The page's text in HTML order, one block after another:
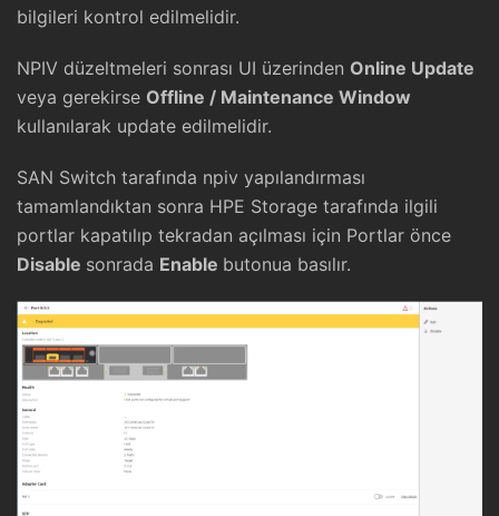
bilgileri kontrol edilmelidir.
NPIV düzeltmeleri sonrası UI üzerinden Online Update
veya gerekirse Offline / Maintenance Window
kullanılarak update edilmelidir.
SAN Switch tarafında npiv yapılandırması
tamamlandıktan sonra HPE Storage tarafında ilgili
portlar kapatılıp tekradan açılması için Portlar önce
Disable sonrada Enable butonua basılır.